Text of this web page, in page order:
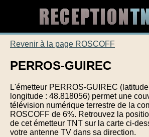
Revenir à la page ROSCOFF
PERROS-GUIREC
L'émetteur PERROS-GUIREC
longitude : 48.818056) permet une
télévision numérique terrestre de la
ROSCOFF de 6%. Retrouvez la
de cet émetteur TNT sur la carte ci-
votre antenne TV dans sa direction.